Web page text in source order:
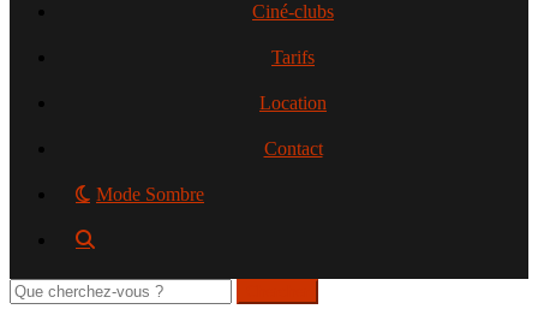
Ciné-clubs
Tarifs
Location
Contact
Mode Sombre
Rechercher
sur